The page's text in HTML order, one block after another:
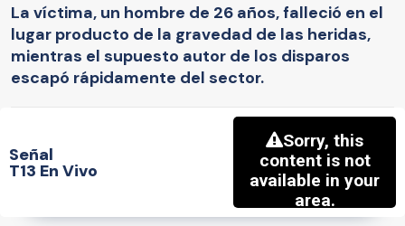
La víctima, un hombre de 26 años, falleció en el
lugar producto de la gravedad de las heridas,
mientras el supuesto autor de los disparos
escapó rápidamente del sector.
Señal
T13 En Vivo